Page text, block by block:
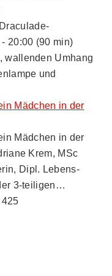
20:00 (90 min)
wallenden Umhang
und
Mädchen in der
Mädchen in der
Krem, MSc
Dipl. Lebens-
3-teiligen…